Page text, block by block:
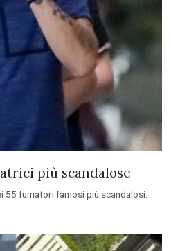
più scandalose
55 fumatori famosi più scandalosi.